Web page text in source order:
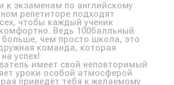
к экзаменам по английскому
репетиторе подходят
чтобы каждый ученик
Ведь 100балльный
чем просто школа, это
команда, которая
успех!
имеет свой неповторимый
уроки особой атмосферой
приведёт тебя к желаемому